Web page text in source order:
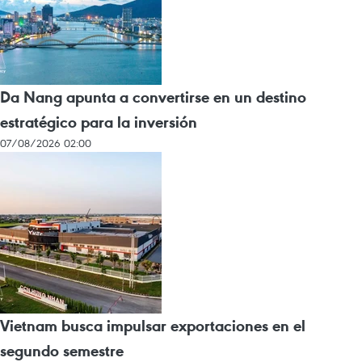
Da Nang apunta a convertirse en un destino
estratégico para la inversión
07/08/2026 02:00
Vietnam busca impulsar exportaciones en el
segundo semestre